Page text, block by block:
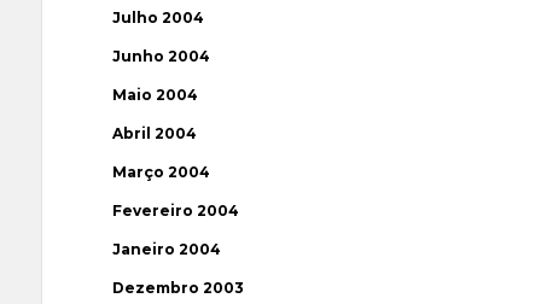
Julho 2004
Junho 2004
Maio 2004
Abril 2004
Março 2004
Fevereiro 2004
Janeiro 2004
Dezembro 2003